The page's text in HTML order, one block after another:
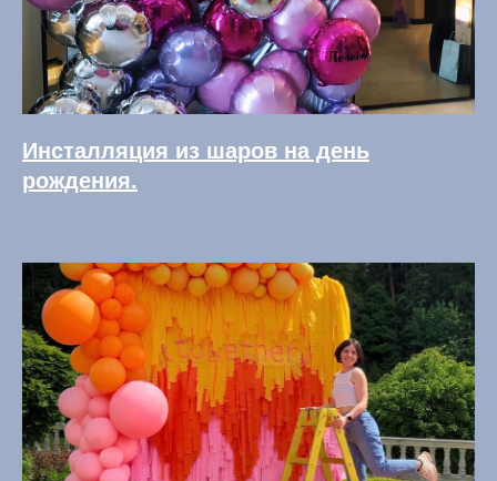
Инсталляция из шаров на день
рождения.